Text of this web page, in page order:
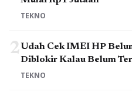
TEKNO
2Udah Cek IMEI HP
Diblokir Kalau Belum
TEKNO